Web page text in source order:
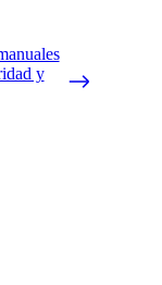
y
con la política de
de productos y